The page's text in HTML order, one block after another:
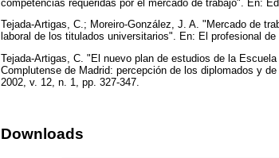
competencias requeridas por el mercado de trabajo". En:
Tejada-Artigas, C.; Moreiro-González, J. A. "Mercado de
laboral de los titulados universitarios". En: El profesional
Tejada-Artigas, C. "El nuevo plan de estudios de la
Complutense de Madrid: percepción de los diplomados y
2002, v. 12, n. 1, pp. 327-347.
Downloads